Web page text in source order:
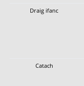
Draig ifanc
Catach